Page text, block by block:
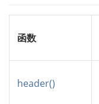
函数
header()